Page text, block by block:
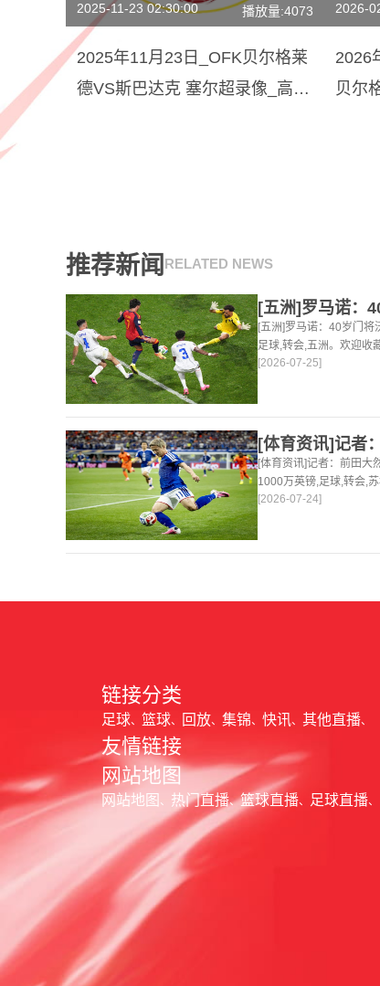
2025-11-23 02:30:00 播放量:4073
2025年11月23日_OFK贝尔格莱
德VS斯巴达克 塞尔超录像_高清
2026-
2026
贝尔
推荐新闻 RELATED NEWS
[五洲]罗马诺：40岁门
足球,转会,五洲。欢迎收
体育资讯。
[2026-07-25]
[体育资讯]记者：前田大
1000万英镑,足球,转会,
24小时为你更新最新的
[2026-07-24]
链接分类
足球 篮球 回放 集锦 快讯 其他直播
友情链接
网站地图
网站地图 热门直播 篮球直播 足球直播